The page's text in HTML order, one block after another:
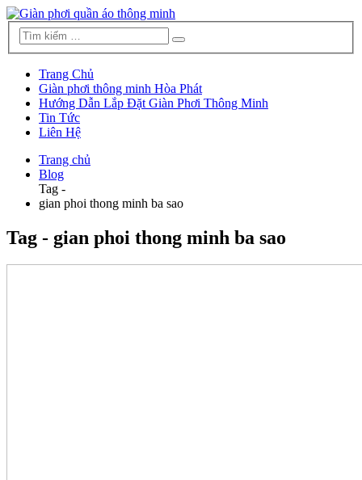
Trang Chủ
Giàn phơi thông minh Hòa Phát
Hướng Dẫn Lắp Đặt Giàn Phơi Thông Minh
Tin Tức
Liên Hệ
Trang chủ
Blog
Tag -
gian phoi thong minh ba sao
Tag - gian phoi thong minh ba sao